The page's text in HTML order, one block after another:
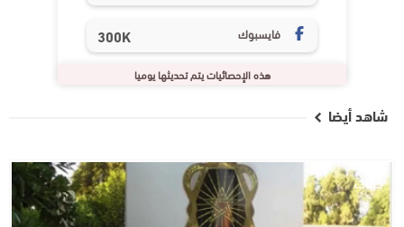
فايسبوك 300K
هذه الإحصائيات يتم تحديثها يوميا
شاهد أيضا
جهات